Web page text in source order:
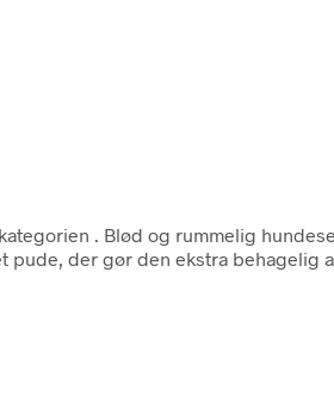
. Blød og rummelig
der gør den ekstra behagelig